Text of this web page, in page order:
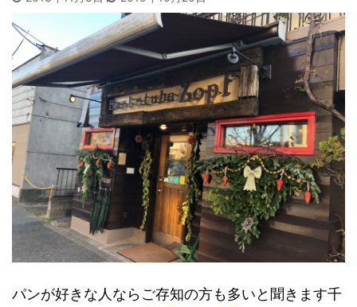
パンが好きな人ならご存知の方も多いと聞きます千